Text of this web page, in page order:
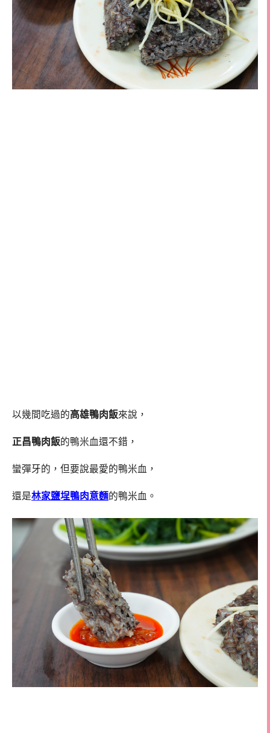
以幾間吃過的高雄鴨肉飯來說，
正昌鴨肉飯的鴨米血還不錯，
蠻彈牙的，但要說最愛的鴨米血，
還是林家鹽埕鴨肉意麵的鴨米血。